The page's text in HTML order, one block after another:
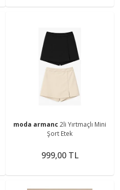
moda armanc 2li Yırtmaçlı Mini
Şort Etek
999,00 TL